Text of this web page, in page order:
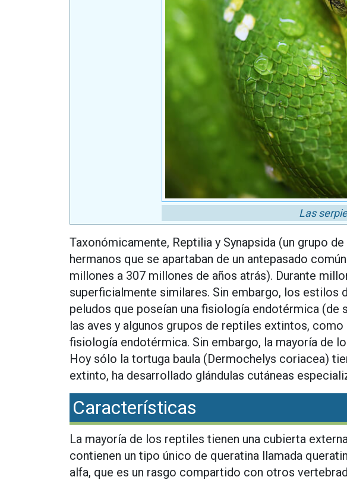
Las
Taxonómicamente, Reptilia y Synapsida (un grupo
hermanos que se apartaban de un antepasado
millones a 307 millones de años atrás). Durante
superficialmente similares. Sin embargo, los estilos
peludos que poseían una fisiología endotérmica (de
las aves y algunos grupos de reptiles extintos,
fisiología endotérmica. Sin embargo, la mayoría de
Hoy sólo la tortuga baula (Dermochelys coriacea)
extinto, ha desarrollado glándulas cutáneas
Características
La mayoría de los reptiles tienen una cubierta
contienen un tipo único de queratina llamada
alfa, que es un rasgo compartido con otros